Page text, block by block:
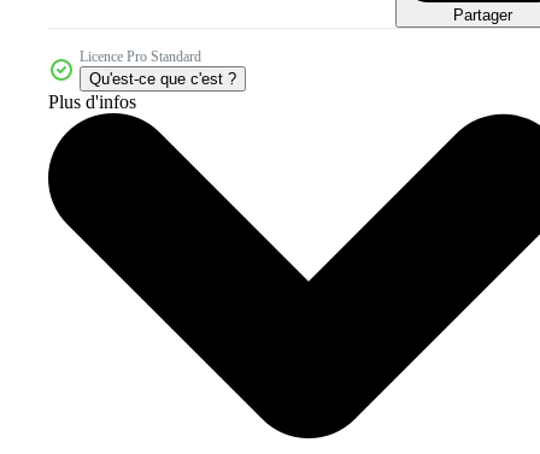
Partager
Licence Pro Standard
Qu'est-ce que c'est ?
Plus d'infos